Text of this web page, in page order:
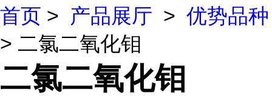
首页 > 产品展厅 > 优势品种
> 二氯二氧化钼
二氯二氧化钼